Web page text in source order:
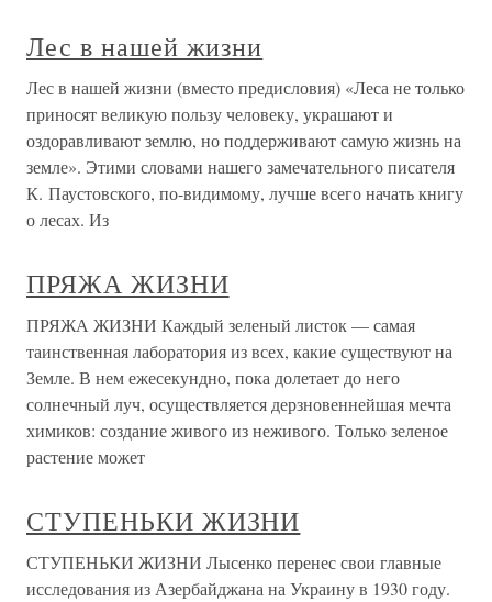
Лес в нашей жизни
Лес в нашей жизни (вместо предисловия) «Леса не только
приносят великую пользу человеку, украшают и
оздоравливают землю, но поддерживают самую жизнь на
земле». Этими словами нашего замечательного писателя
К. Паустовского, по-видимому, лучше всего начать книгу
о лесах. Из
ПРЯЖА ЖИЗНИ
ПРЯЖА ЖИЗНИ Каждый зеленый листок — самая
таинственная лаборатория из всех, какие существуют на
Земле. В нем ежесекундно, пока долетает до него
солнечный луч, осуществляется дерзновеннейшая мечта
химиков: создание живого из неживого. Только зеленое
растение может
СТУПЕНЬКИ ЖИЗНИ
СТУПЕНЬКИ ЖИЗНИ Лысенко перенес свои главные
исследования из Азербайджана на Украину в 1930 году.